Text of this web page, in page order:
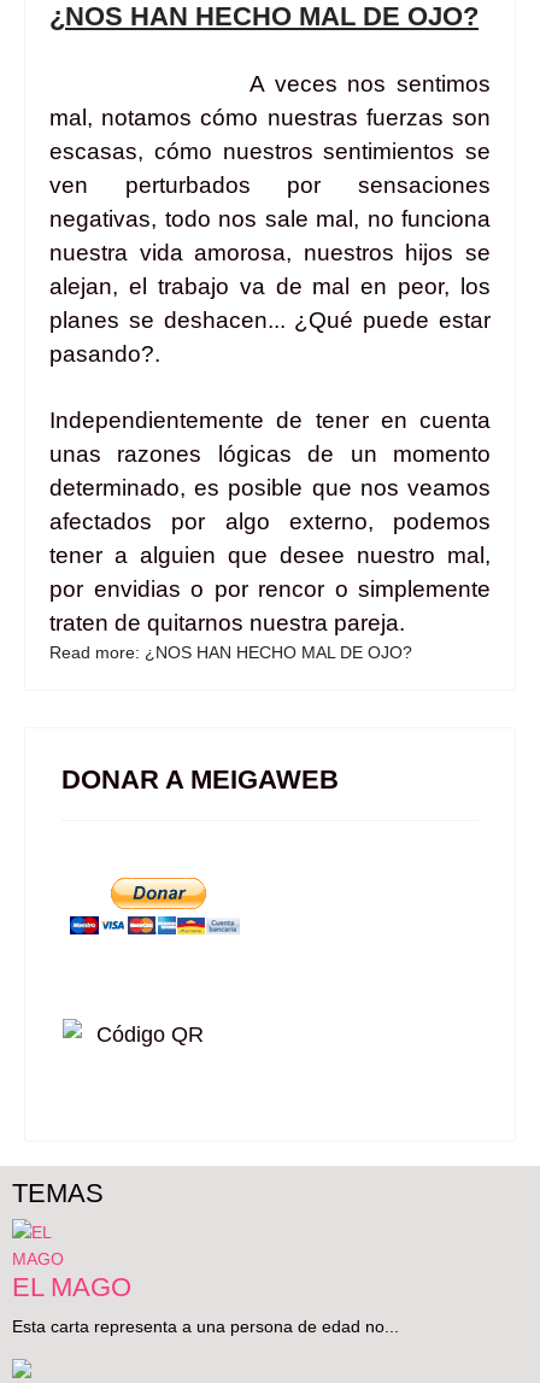
¿NOS HAN HECHO MAL DE OJO?
A veces nos sentimos
mal, notamos cómo nuestras fuerzas son
escasas, cómo nuestros sentimientos se
ven perturbados por sensaciones
negativas, todo nos sale mal, no funciona
nuestra vida amorosa, nuestros hijos se
alejan, el trabajo va de mal en peor, los
planes se deshacen... ¿Qué puede estar
pasando?.
Independientemente de tener en cuenta
unas razones lógicas de un momento
determinado, es posible que nos veamos
afectados por algo externo, podemos
tener a alguien que desee nuestro mal,
por envidias o por rencor o simplemente
traten de quitarnos nuestra pareja.
Read more: ¿NOS HAN HECHO MAL DE OJO?
DONAR A MEIGAWEB
TEMAS
EL MAGO
Esta carta representa a una persona de edad no...